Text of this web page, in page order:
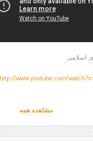
اسلامی
http://www.youtube.com/
مشاهده همه